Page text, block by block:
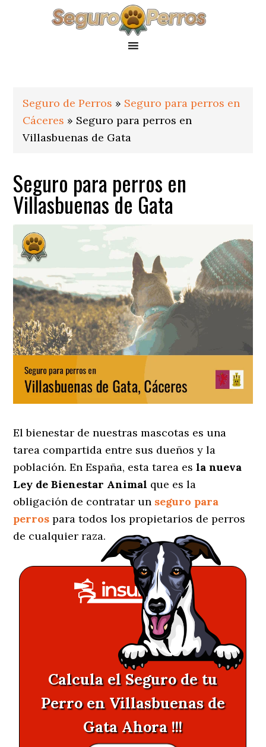
Seguro de Perros » Seguro para perros en
Cáceres » Seguro para perros en
Villasbuenas de Gata
Seguro para perros en
Villasbuenas de Gata
El bienestar de nuestras mascotas es una
tarea compartida entre sus dueños y la
población. En España, esta tarea esla nueva
Ley de Bienestar Animal que es la
obligación de contratar un seguro para
perros para todos los propietarios de perros
de cualquier raza.
Calcula el Seguro de tu
Perro en Villasbuenas de
Gata Ahora !!!